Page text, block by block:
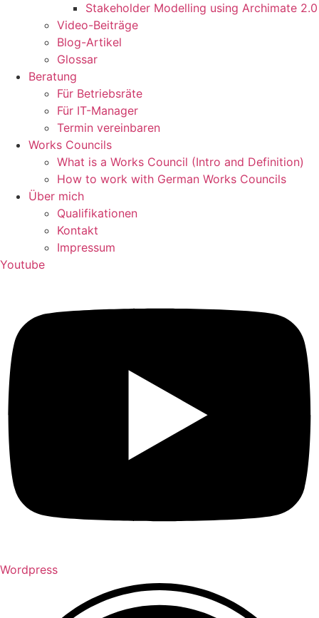
Stakeholder Modelling using Archimate 2.0
Video-Beiträge
Blog-Artikel
Glossar
Beratung
Für Betriebsräte
Für IT-Manager
Termin vereinbaren
Works Councils
What is a Works Council (Intro and Definition)
How to work with German Works Councils
Über mich
Qualifikationen
Kontakt
Impressum
Youtube
Wordpress